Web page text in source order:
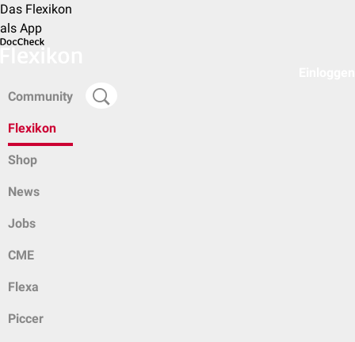
Das Flexikon
als App
Community
Flexikon
Shop
News
Jobs
CME
Flexa
Piccer